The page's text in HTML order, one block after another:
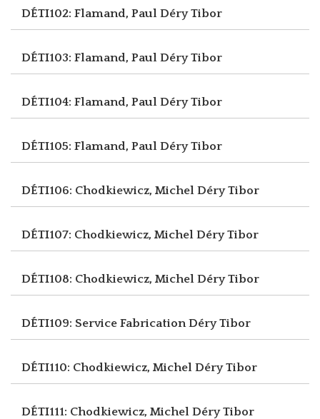
DÉTI102: Flamand, Paul Déry Tibor
DÉTI103: Flamand, Paul Déry Tibor
DÉTI104: Flamand, Paul Déry Tibor
DÉTI105: Flamand, Paul Déry Tibor
DÉTI106: Chodkiewicz, Michel Déry Tibor
DÉTI107: Chodkiewicz, Michel Déry Tibor
DÉTI108: Chodkiewicz, Michel Déry Tibor
DÉTI109: Service FabricationDéry Tibor
DÉTI110: Chodkiewicz, Michel Déry Tibor
DÉTI111: Chodkiewicz, Michel Déry Tibor